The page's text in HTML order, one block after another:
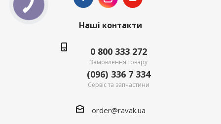
Наші контакти
0 800 333 272
Замовлення товару
(096) 336 7 334
Сервіс та запчастини
order@ravak.ua